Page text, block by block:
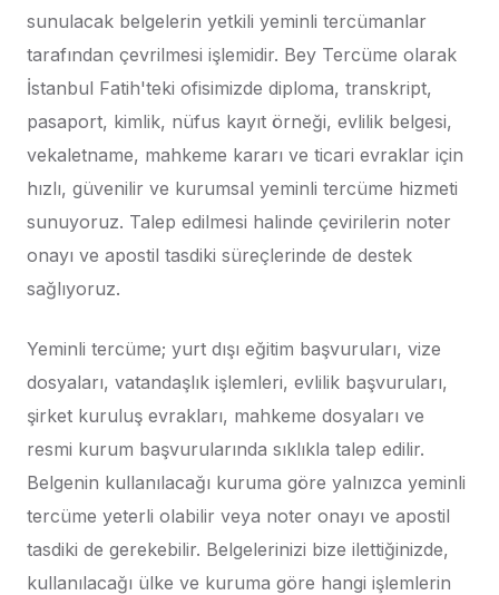
sunulacak belgelerin yetkili yeminli tercümanlar
tarafından çevrilmesi işlemidir. Bey Tercüme olarak
İstanbul Fatih'teki ofisimizde diploma, transkript,
pasaport, kimlik, nüfus kayıt örneği, evlilik belgesi,
vekaletname, mahkeme kararı ve ticari evraklar için
hızlı, güvenilir ve kurumsal yeminli tercüme hizmeti
sunuyoruz. Talep edilmesi halinde çevirilerin noter
onayı ve apostil tasdiki süreçlerinde de destek
sağlıyoruz.
Yeminli tercüme; yurt dışı eğitim başvuruları, vize
dosyaları, vatandaşlık işlemleri, evlilik başvuruları,
şirket kuruluş evrakları, mahkeme dosyaları ve
resmi kurum başvurularında sıklıkla talep edilir.
Belgenin kullanılacağı kuruma göre yalnızca yeminli
tercüme yeterli olabilir veya noter onayı ve apostil
tasdiki de gerekebilir. Belgelerinizi bize ilettiğinizde,
kullanılacağı ülke ve kuruma göre hangi işlemlerin